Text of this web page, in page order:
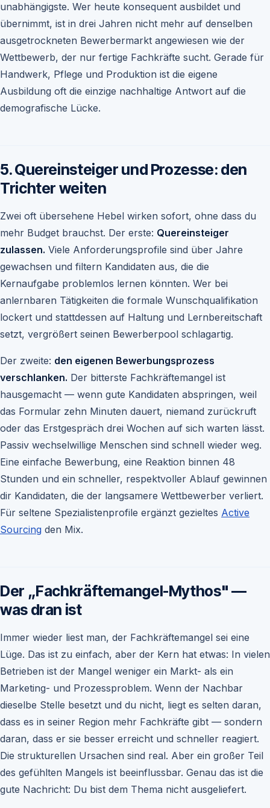
unabhängigste. Wer heute konsequent ausbildet und
übernimmt, ist in drei Jahren nicht mehr auf denselben
ausgetrockneten Bewerbermarkt angewiesen wie der
Wettbewerb, der nur fertige Fachkräfte sucht. Gerade für
Handwerk, Pflege und Produktion ist die eigene
Ausbildung oft die einzige nachhaltige Antwort auf die
demografische Lücke.
5. Quereinsteiger und Prozesse: den
Trichter weiten
Zwei oft übersehene Hebel wirken sofort, ohne dass du
mehr Budget brauchst. Der erste: Quereinsteiger
zulassen. Viele Anforderungsprofile sind über Jahre
gewachsen und filtern Kandidaten aus, die die
Kernaufgabe problemlos lernen könnten. Wer bei
anlernbaren Tätigkeiten die formale Wunschqualifikation
lockert und stattdessen auf Haltung und Lernbereitschaft
setzt, vergrößert seinen Bewerberpool schlagartig.
Der zweite: den eigenen Bewerbungsprozess
verschlanken. Der bitterste Fachkräftemangel ist
hausgemacht — wenn gute Kandidaten abspringen, weil
das Formular zehn Minuten dauert, niemand zurückruft
oder das Erstgespräch drei Wochen auf sich warten lässt.
Passiv wechselwillige Menschen sind schnell wieder weg.
Eine einfache Bewerbung, eine Reaktion binnen 48
Stunden und ein schneller, respektvoller Ablauf gewinnen
dir Kandidaten, die der langsamere Wettbewerber verliert.
Für seltene Spezialistenprofile ergänzt gezieltes Active
Sourcing den Mix.
Der „Fachkräftemangel-Mythos" —
was dran ist
Immer wieder liest man, der Fachkräftemangel sei eine
Lüge. Das ist zu einfach, aber der Kern hat etwas: In vielen
Betrieben ist der Mangel weniger ein Markt- als ein
Marketing- und Prozessproblem. Wenn der Nachbar
dieselbe Stelle besetzt und du nicht, liegt es selten daran,
dass es in seiner Region mehr Fachkräfte gibt — sondern
daran, dass er sie besser erreicht und schneller reagiert.
Die strukturellen Ursachen sind real. Aber ein großer Teil
des gefühlten Mangels ist beeinflussbar. Genau das ist die
gute Nachricht: Du bist dem Thema nicht ausgeliefert.